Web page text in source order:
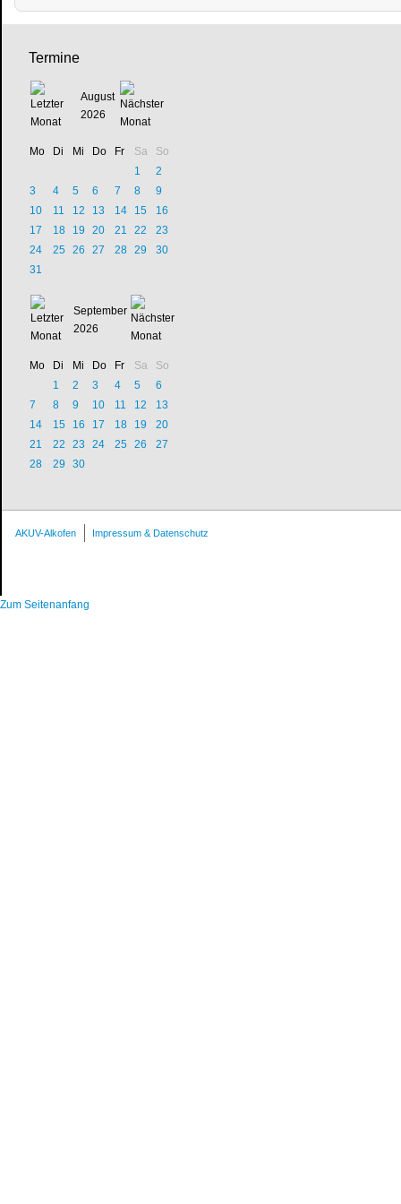
Termine
August
2026
Mo Di Mi Do Fr Sa
So
1
2
3
4 5 6 7 8
9
10
11 12 13 14 15
16
17
18 19 20 21 22
23
24
25 26 27 28 29
30
31
September
2026
Mo Di Mi Do Fr Sa
So
1
2 3 4 5
6
7
8 9 10 11 12
13
14
15 16 17 18 19
20
21
22 23 24 25 26
27
28
29 30
AKUV-Alkofen Impressum & Datenschutz
Zum Seitenanfang